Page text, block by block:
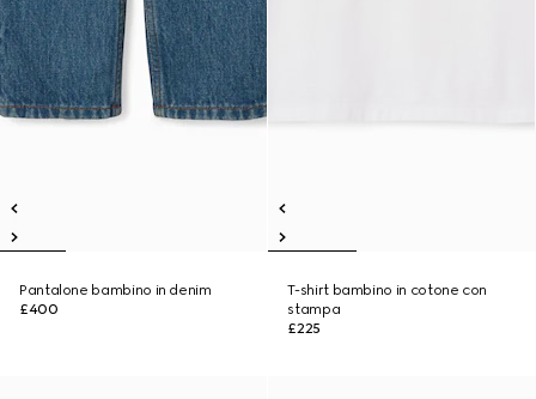
Pantalone bambino in denim
£400
T-shirt bambino in cotone con
stampa
£225